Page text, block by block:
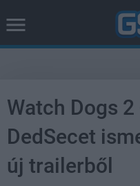
Watch Dogs
DedSecet
új trailerből